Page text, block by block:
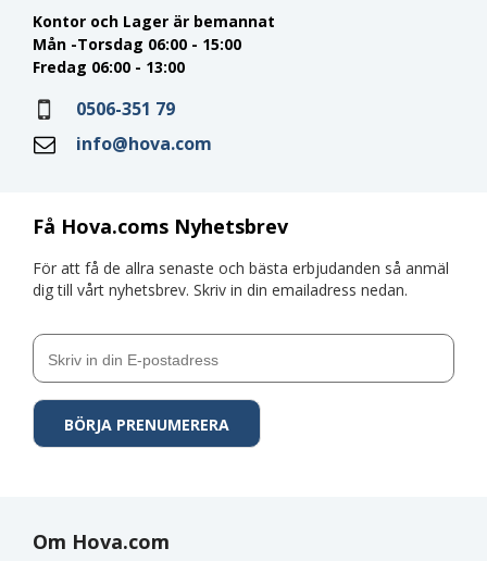
Få Hova.coms Nyhetsbrev
För att få de allra senaste och bästa erbjudanden så anmäl
dig till vårt nyhetsbrev. Skriv in din emailadress nedan.
Kontor och Lager är bemannat
Mån -Torsdag 06:00 - 15:00
Fredag 06:00 - 13:00
0506-351 79
info@hova.com
Om Hova.com